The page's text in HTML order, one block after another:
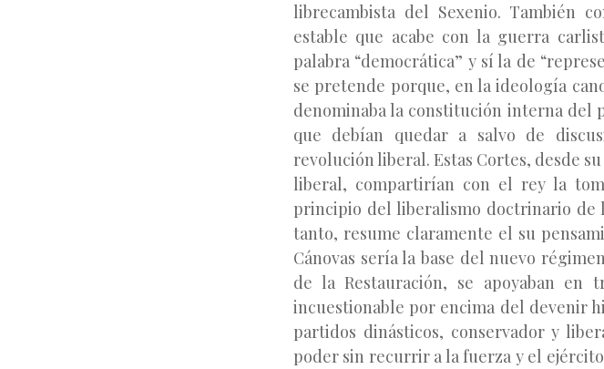
librecambista del Sexenio. También
estable que acabe con la guerra
palabra “democrática” y sí la de
se pretende porque, en la ideología
denominaba la constitución interna del
que debían quedar a salvo de
revolución liberal. Estas Cortes, desde
liberal, compartirían con el rey la
principio del liberalismo doctrinario de
tanto, resume claramente el su
Cánovas sería la base del nuevo
de la Restauración, se apoyaban en
incuestionable por encima del devenir
partidos dinásticos, conservador y
poder sin recurrir a la fuerza y el